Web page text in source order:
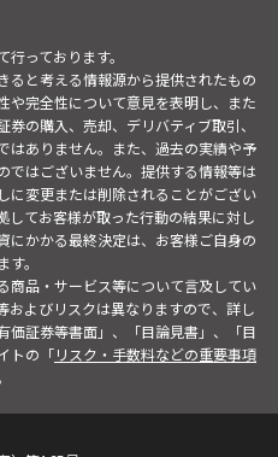
っております。
ると考える情報源から提供されたもの
や完全性について意見を表明し、また
の購入、売却、デリバティブ取引、
はありません。また、過去の実績や予
ではございません。提供する情報等は
に変更または削除されることがござい
してお客様が取った行動の結果に対し
にかかる最終決定は、お客様ご自身の
。
商品・サービス等について言及してい
およびリスクは異なりますので、詳し
価証券等書面」、「目論見書」、「目
トの「リスク・手数料などの重要事項